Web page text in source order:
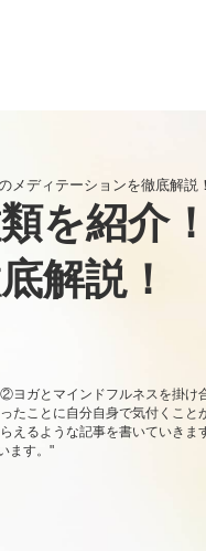
メディテーションを徹底解説！
を紹介
解説！
ガとマインドフルネスを掛け
たことに自分自身で気付くこと
えるような記事を書いていきま
ます。"